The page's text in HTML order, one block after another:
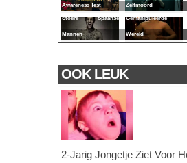
Awareness Test Zelfmoord
Stoere Spaanse
Mannen
Gemanipuleerde
Wereld
OOK LEUK
2-Jarig Jongetje Ziet Voor